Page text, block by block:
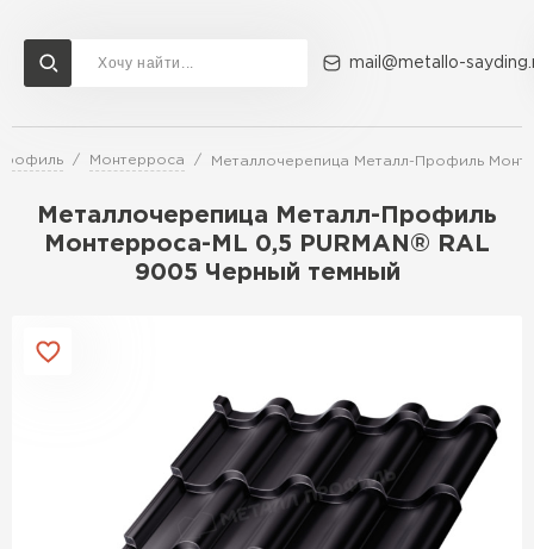
mail@metallo-
Монтерроса Металлочерепица Металл-Профиль
Металлочерепица Металл-Профиль
Монтерроса-ML 0,5 PURMAN® RAL
9005 Черный темный
Доставка и оплата Акции О компании Контакты
Перейти в каталог